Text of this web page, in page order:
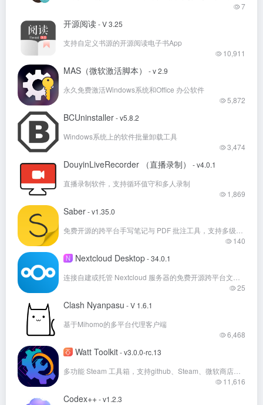
7
开源阅读- V 3.25
支持自定义书源的开源阅读电子书App
10,911
MAS（微软激活脚本）
- v 2.9
永久免费激活Windows系统和Office 办公软件
5,872
BCUninstaller- v5.8.2
Windows系统上的软件批量卸载工具
3,474
DouyinLiveRecorder （直播录制）
- v4.0.1
直播录制软件，支持循环值守和多人录制
1,869
Saber- v1.35.0
140
N Nextcloud Desktop- 34.0.1
25
Clash Nyanpasu - V 1.6.1
基于Mihomo的多平台代理客户端
6,468
Watt Toolkit- v3.0.0-rc.13
11,616
Codex++- v1.2.3